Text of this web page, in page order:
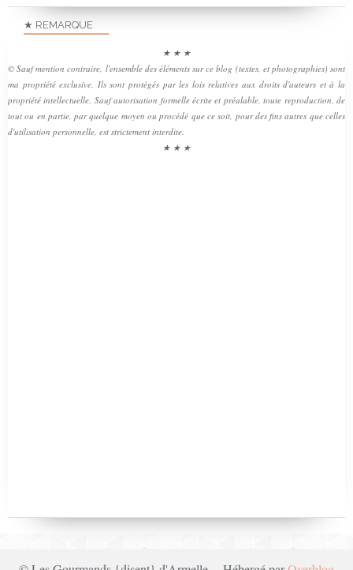
★ REMARQUE
★ ★ ★
© Sauf mention contraire, l'ensemble des éléments sur ce blog (textes, et photographies) sont
ma propriété exclusive. Ils sont protégés par les lois relatives aux droits d'auteurs et à la
propriété intellectuelle. Sauf autorisation formelle écrite et préalable, toute reproduction, de
tout ou en partie, par quelque moyen ou procédé que ce soit, pour des fins autres que celles
d'utilisation personnelle, est strictement interdite.
★ ★ ★